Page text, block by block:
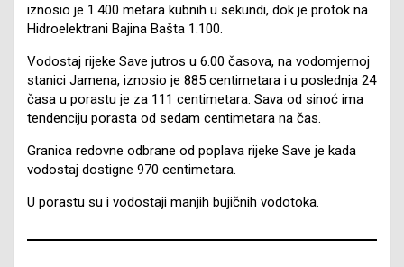
iznosio je 1.400 metara kubnih u sekundi, dok je protok na
Hidroelektrani Bajina Bašta 1.100.
Vodostaj rijeke Save jutros u 6.00 časova, na vodomjernoj
stanici Jamena, iznosio je 885 centimetara i u poslednja 24
časa u porastu je za 111 centimetara. Sava od sinoć ima
tendenciju porasta od sedam centimetara na čas.
Granica redovne odbrane od poplava rijeke Save je kada
vodostaj dostigne 970 centimetara.
U porastu su i vodostaji manjih bujičnih vodotoka.